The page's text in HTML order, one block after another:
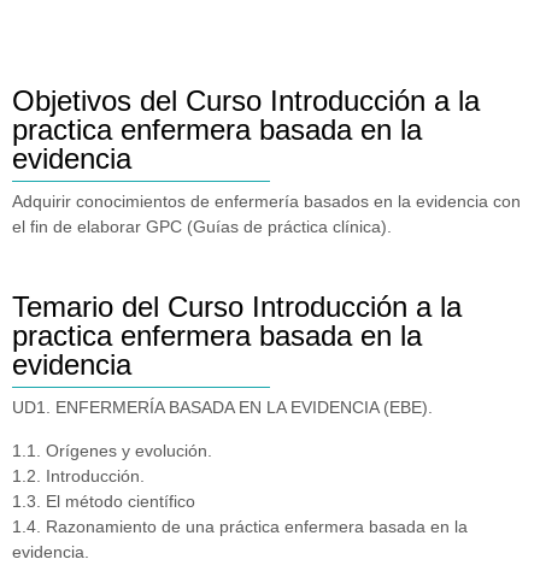
Objetivos del Curso Introducción a la
practica enfermera basada en la
evidencia
Adquirir conocimientos de enfermería basados en la evidencia con
el fin de elaborar GPC (Guías de práctica clínica).
Temario del Curso Introducción a la
practica enfermera basada en la
evidencia
UD1. ENFERMERÍA BASADA EN LA EVIDENCIA (EBE).
1.1. Orígenes y evolución.
1.2. Introducción.
1.3. El método científico
1.4. Razonamiento de una práctica enfermera basada en la
evidencia.